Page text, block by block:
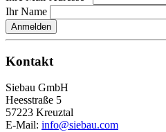
Ihr Name
Anmelden
Kontakt
Siebau GmbH
Heesstraße 5
57223 Kreuztal
E-Mail: info@siebau.com